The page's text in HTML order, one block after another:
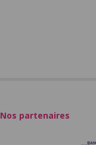
Nos partenaires